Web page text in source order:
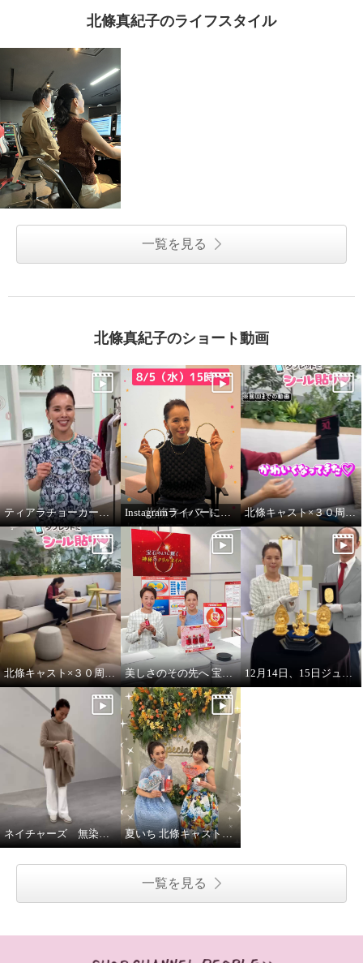
北條真紀子のライフスタイル
一覧を見る
北條真紀子のショート動画
ティアラチョーカーをご紹介します♪ 北條キャスト×３０周年タブレットにシール貼りpart2
北條キャスト×３０周年タブレットにシール貼り 美しさのその先へ 宝石のように輝く 神秘のオイル レッドオメガ１００
ネイチャーズ 無染色カシミヤケーブル使いコーディガン 夏いち 北條キャストいちおし！パーリーデュー
一覧を見る